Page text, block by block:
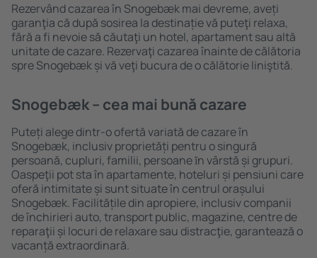
Rezervând cazarea în Snogebæk mai devreme, aveți
garanţia că după sosirea la destinație vă puteţi relaxa,
fără a fi nevoie să căutaţi un hotel, apartament sau altă
unitate de cazare. Rezervaţi cazarea înainte de călătoria
spre Snogebæk și vă veţi bucura de o călătorie liniştită.
Snogebæk – cea mai bună cazare
Puteți alege dintr-o ofertă variată de cazare în
Snogebæk, inclusiv proprietăți pentru o singură
persoană, cupluri, familii, persoane ȋn vârstă și grupuri.
Oaspeţii pot sta în apartamente, hoteluri și pensiuni care
oferă intimitate și sunt situate în centrul orașului
Snogebæk. Facilitățile din apropiere, inclusiv companii
de închirieri auto, transport public, magazine, centre de
reparaţii și locuri de relaxare sau distracţie, garantează o
vacanță extraordinară.